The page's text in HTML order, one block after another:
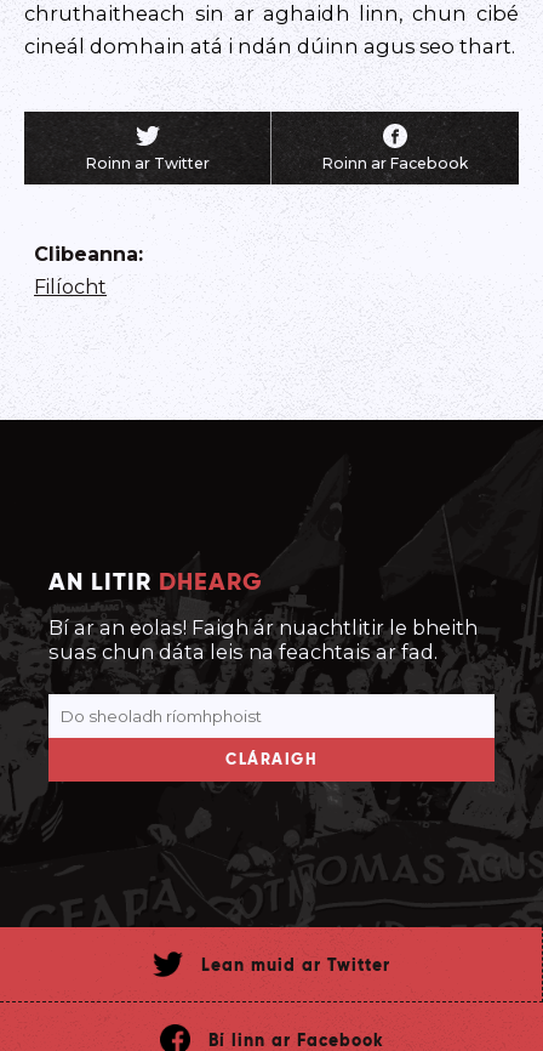
chruthaitheach sin ar aghaidh linn, chun cibé
cineál domhain atá i ndán dúinn agus seo thart.
Roinn ar Twitter Roinn ar Facebook
Clibeanna:
Filíocht
AN LITIR DHEARG
Bí ar an eolas! Faigh ár nuachtlitir le bheith
suas chun dáta leis na feachtais ar fad.
CLÁRAIGH
Lean muid ar Twitter
Bí linn ar Facebook